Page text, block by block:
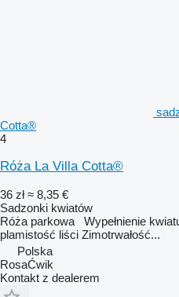
Cotta®
4
Róża La Villa Cotta®
36 zł ≈ 8,35 €
Sadzonki kwiatów
Róża parkowa Wypełnienie
plamistość liści Zimotrwałość...
Polska
RosaĆwik
Kontakt z dealerem